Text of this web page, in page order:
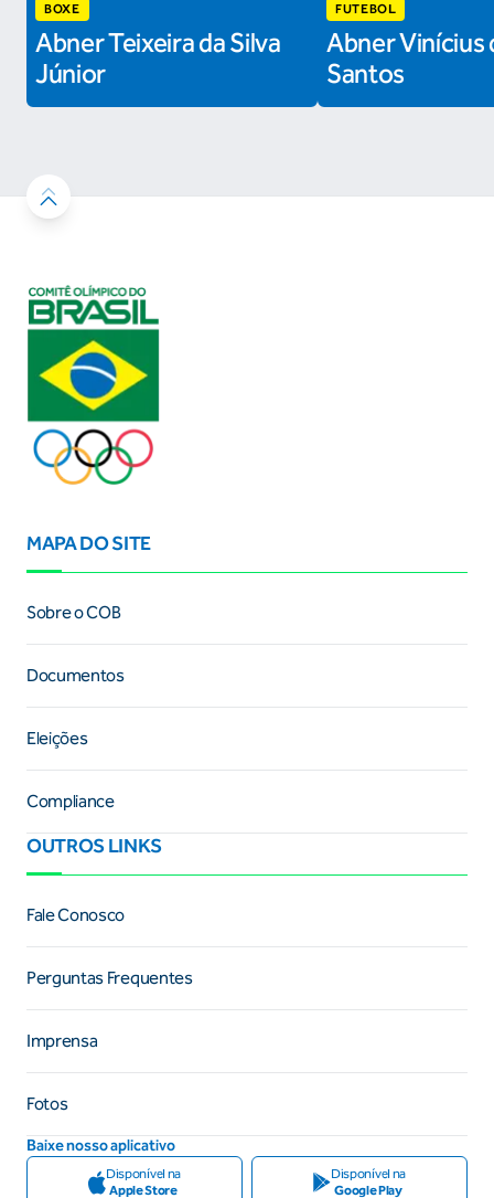
BOXE
Abner Teixeira da Silva
Júnior
FUTEBOL
Abner Vinícius
Santos
MAPA DO SITE
Sobre o COB
Documentos
Eleições
Compliance
OUTROS LINKS
Fale Conosco
Perguntas Frequentes
Imprensa
Fotos
Baixe nosso aplicativo
Disponível na
Apple Store
Disponível na
Google Play